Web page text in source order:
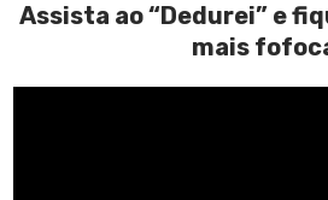
Assista ao “Dedurei” e
mais